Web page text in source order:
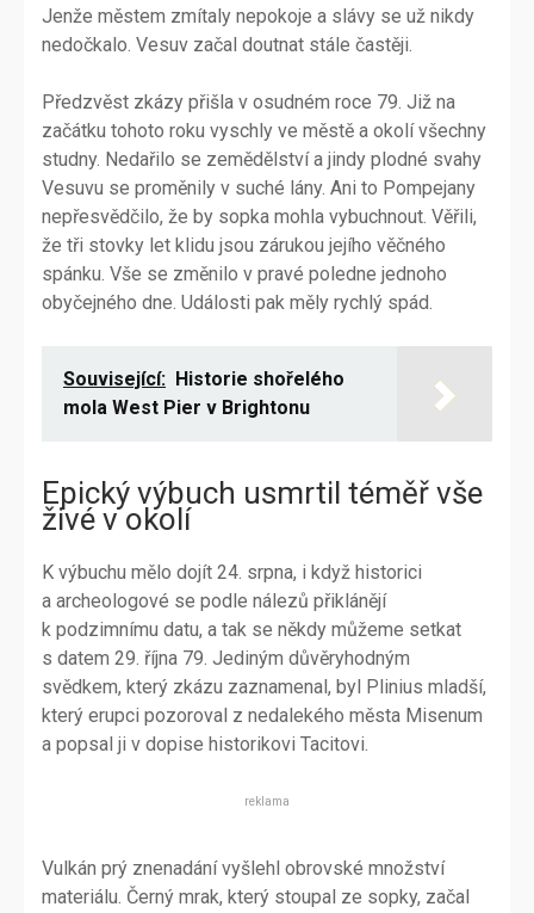
Jenže městem zmítaly nepokoje a slávy se už nikdy
nedočkalo. Vesuv začal doutnat stále častěji.
Předzvěst zkázy přišla v osudném roce 79. Již na
začátku tohoto roku vyschly ve městě a okolí všechny
studny. Nedařilo se zemědělství a jindy plodné svahy
Vesuvu se proměnily v suché lány. Ani to Pompejany
nepřesvědčilo, že by sopka mohla vybuchnout. Věřili,
že tři stovky let klidu jsou zárukou jejího věčného
spánku. Vše se změnilo v pravé poledne jednoho
obyčejného dne. Události pak měly rychlý spád.
Související: Historie shořelého
mola West Pier v Brightonu
Epický výbuch usmrtil téměř vše
živé v okolí
K výbuchu mělo dojít 24. srpna, i když historici
a archeologové se podle nálezů přiklánějí
k podzimnímu datu, a tak se někdy můžeme setkat
s datem 29. října 79. Jediným důvěryhodným
svědkem, který zkázu zaznamenal, byl Plinius mladší,
který erupci pozoroval z nedalekého města Misenum
a popsal ji v dopise historikovi Tacitovi.
reklama
Vulkán prý znenadání vyšlehl obrovské množství
materiálu. Černý mrak, který stoupal ze sopky, začal